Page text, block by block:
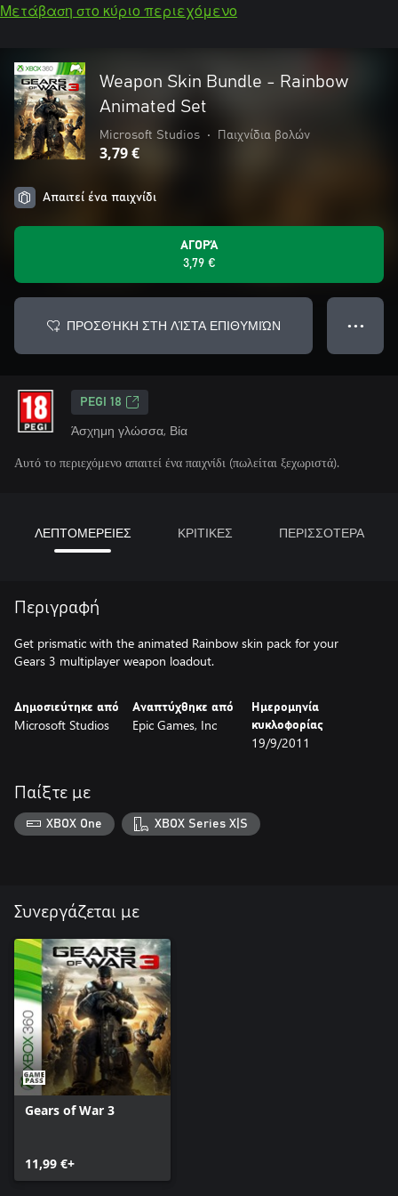
Μετάβαση στο κύριο περιεχόμενο
Weapon Skin Bundle - Rainbow
Animated Set
Microsoft Studios • Παιχνίδια βολών
3,79 €
Απαιτεί ένα παιχνίδι
ΑΓΟΡΆ
3,79 €
ΠΡΟΣΘΉΚΗ ΣΤΗ ΛΊΣΤΑ ΕΠΙΘΥΜΙΏΝ ● ● ●
PEGI 18
Άσχημη γλώσσα, Βία
Αυτό το περιεχόμενο απαιτεί ένα παιχνίδι (πωλείται ξεχωριστά).
ΛΕΠΤΟΜΕΡΕΙΕΣ ΚΡΙΤΙΚΕΣ ΠΕΡΙΣΣΟΤΕΡΑ
Περιγραφή
Get prismatic with the animated Rainbow skin pack for your
Gears 3 multiplayer weapon loadout.
Δημοσιεύτηκε από
Microsoft Studios
Αναπτύχθηκε από
Epic Games, Inc
Ημερομηνία
κυκλοφορίας
19/9/2011
Παίξτε με
XBOX One XBOX Series X|S
Συνεργάζεται με
Gears of War 3
11,99 €+